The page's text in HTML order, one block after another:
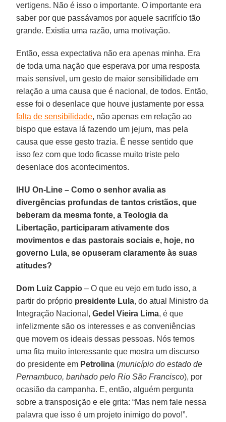
vertigens. Não é isso o importante. O importante era
saber por que passávamos por aquele sacrifício tão
grande. Existia uma razão, uma motivação.
Então, essa expectativa não era apenas minha. Era
de toda uma nação que esperava por uma resposta
mais sensível, um gesto de maior sensibilidade em
relação a uma causa que é nacional, de todos. Então,
esse foi o desenlace que houve justamente por essa
falta de sensibilidade, não apenas em relação ao
bispo que estava lá fazendo um jejum, mas pela
causa que esse gesto trazia. É nesse sentido que
isso fez com que todo ficasse muito triste pelo
desenlace dos acontecimentos.
IHU On-Line – Como o senhor avalia as
divergências profundas de tantos cristãos, que
beberam da mesma fonte, a Teologia da
Libertação, participaram ativamente dos
movimentos e das pastorais sociais e, hoje, no
governo Lula, se opuseram claramente às suas
atitudes?
Dom Luiz Cappio – O que eu vejo em tudo isso, a
partir do próprio presidente Lula, do atual Ministro da
Integração Nacional,Gedel Vieira Lima, é que
infelizmente são os interesses e as conveniências
que movem os ideais dessas pessoas. Nós temos
uma fita muito interessante que mostra um discurso
do presidente em Petrolina (município do estado de
Pernambuco, banhado pelo Rio São Francisco), por
ocasião da campanha. E, então, alguém pergunta
sobre a transposição e ele grita: “Mas nem fale nessa
palavra que isso é um projeto inimigo do povo!”.